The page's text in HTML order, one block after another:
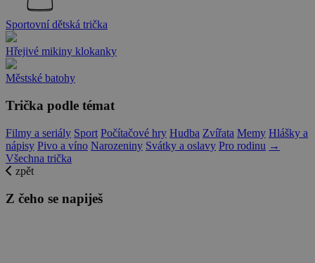
Sportovní dětská trička
Hřejivé mikiny klokanky
Městské batohy
Trička podle témat
Filmy a seriály Sport Počítačové hry Hudba Zvířata Memy Hlášky a
nápisy Pivo a víno Narozeniny Svátky a oslavy Pro rodinu →
Všechna trička
zpět
Z čeho se napiješ